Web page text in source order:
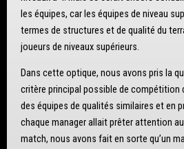
les équipes, car les équipes de niveau
termes de structures et de qualité du
joueurs de niveaux supérieurs.
Dans cette optique, nous avons pris la
critère principal possible de compétition
des équipes de qualités similaires et en
chaque manager allait prêter attention
match, nous avons fait en sorte qu’un